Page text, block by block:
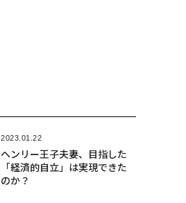
2023.01.22
ヘンリー王子夫妻、目指した
「経済的自立」は実現できた
のか？